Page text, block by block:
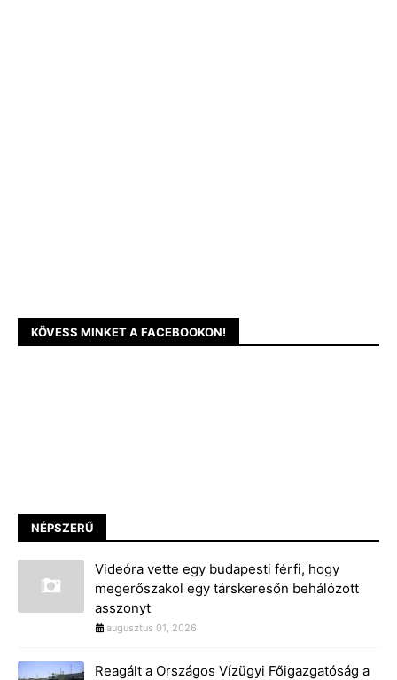
KÖVESS MINKET A FACEBOOKON!
NÉPSZERŰ
Videóra vette egy budapesti férfi, hogy
megerőszakol egy társkeresőn behálózott
asszonyt
augusztus 01, 2026
Reagált a Országos Vízügyi Főigazgatóság a